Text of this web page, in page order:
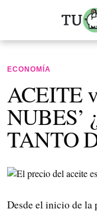
ECONOMÍA
ACEITE
NUBES’
TANTO
Desde el inicio de la